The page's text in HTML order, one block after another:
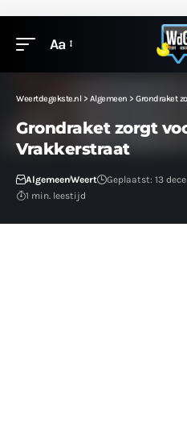
Aa
Weertdegekste.nl> Algemeen > Grondraket
Grondraket zorgt
Vrakkerstraat
AlgemeenWeert Geplaatst: 13
1 min. leestijd